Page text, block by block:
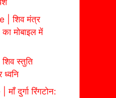
| शिव मंत्र
मोबाइल में
स्तुति
ध्वनि
दुर्गा रिंगटोन: